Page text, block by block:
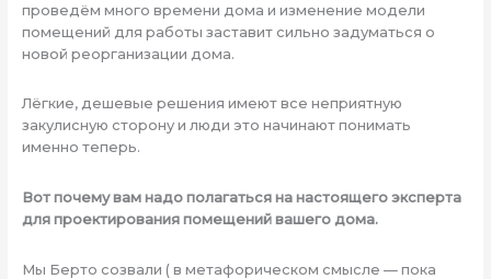
проведём много времени дома и изменение модели
помещений для работы заставит сильно задуматься о
новой реорганизации дома.
Лёгкие, дешевые решения имеют все неприятную
закулисную сторону и люди это начинают понимать
именно теперь.
Вот почему вам надо полагаться на настоящего эксперта
для проектирования помещений вашего дома.
Мы Берто созвали ( в метафорическом смысле — пока